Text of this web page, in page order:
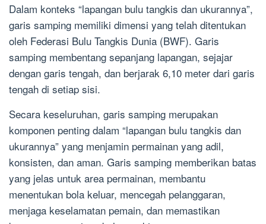
Dalam konteks “lapangan bulu tangkis dan ukurannya”,
garis samping memiliki dimensi yang telah ditentukan
oleh Federasi Bulu Tangkis Dunia (BWF). Garis
samping membentang sepanjang lapangan, sejajar
dengan garis tengah, dan berjarak 6,10 meter dari garis
tengah di setiap sisi.
Secara keseluruhan, garis samping merupakan
komponen penting dalam “lapangan bulu tangkis dan
ukurannya” yang menjamin permainan yang adil,
konsisten, dan aman. Garis samping memberikan batas
yang jelas untuk area permainan, membantu
menentukan bola keluar, mencegah pelanggaran,
menjaga keselamatan pemain, dan memastikan